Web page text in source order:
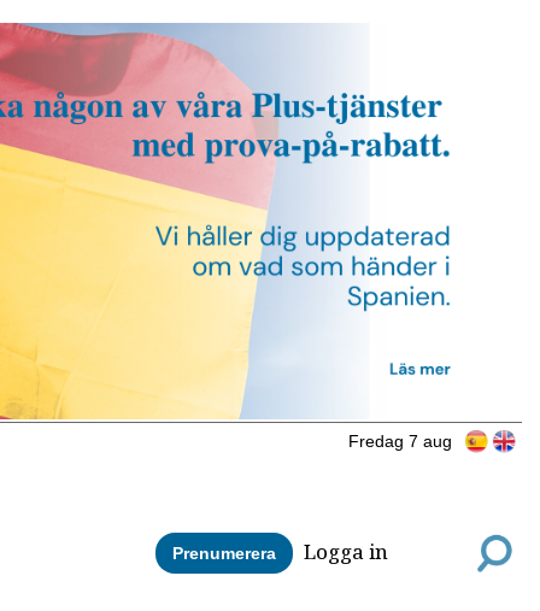
Fredag 7 aug
Prenumerera Logga in